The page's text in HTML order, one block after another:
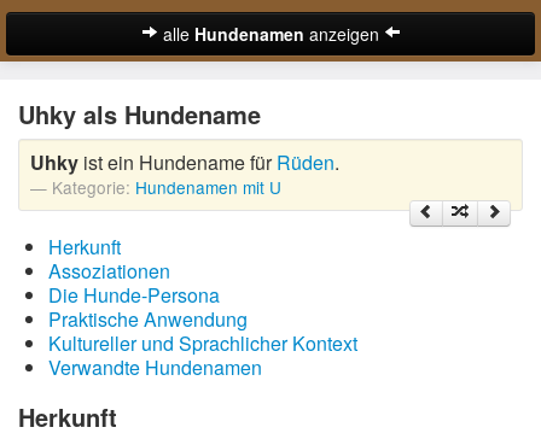
alle Hundenamen anzeigen
Hundenamen für Rüden
Hundenamen für Hündinnen
Beliebteste Hundenamen
Coole Hundenamen
Englische Hundenamen
Lustige Hundenamen
Uhky als Hundename
Uhky ist ein Hundename fürRüden.
Kategorie: Hundenamen mit U
Herkunft
Assoziationen
Die Hunde-Persona
Praktische Anwendung
Kultureller und Sprachlicher Kontext
Verwandte Hundenamen
Herkunft